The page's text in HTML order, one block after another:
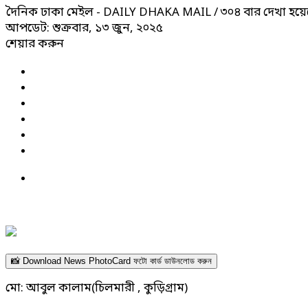
দৈনিক ঢাকা মেইল - DAILY DHAKA MAIL/ ৩০৪ বার দেখা
আপডেট: শুক্রবার, ১৩ জুন, ২০২৫
শেয়ার করুন
📸 Download News PhotoCard ফটো কার্ড ডাউনলোড করুন
মো: আবুল কালাম(চিলমারী , কুড়িগ্রাম)